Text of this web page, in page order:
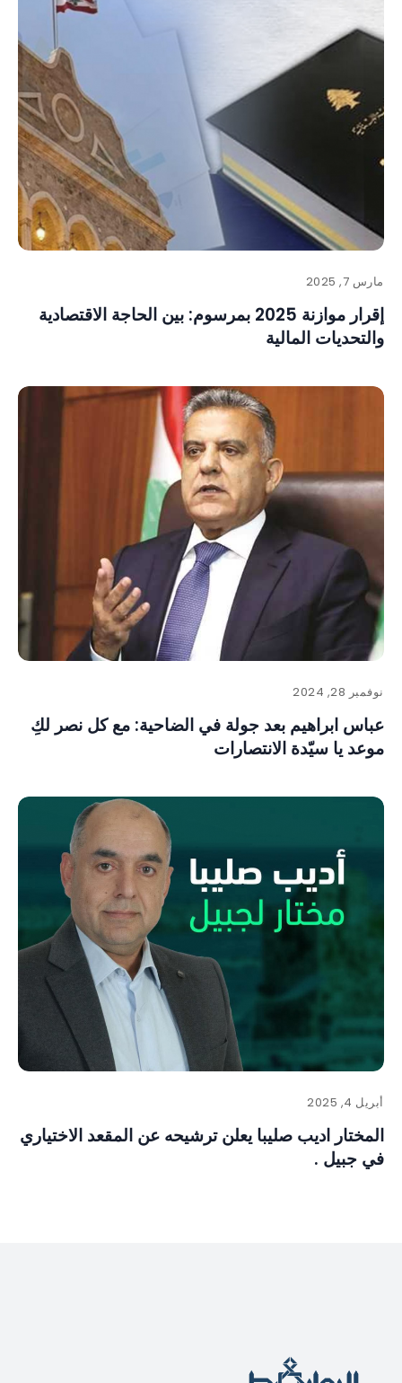
مارس 7, 2025
إقرار موازنة 2025 بمرسوم: بين الحاجة الاقتصادية
والتحديات المالية
نوفمبر 28, 2024
عباس ابراهيم بعد جولة في الضاحية: مع كل نصر لكِ
موعد يا سيّدة الانتصارات
أبريل 4, 2025
المختار اديب صليبا يعلن ترشيحه عن المقعد الاختياري
في جبيل .